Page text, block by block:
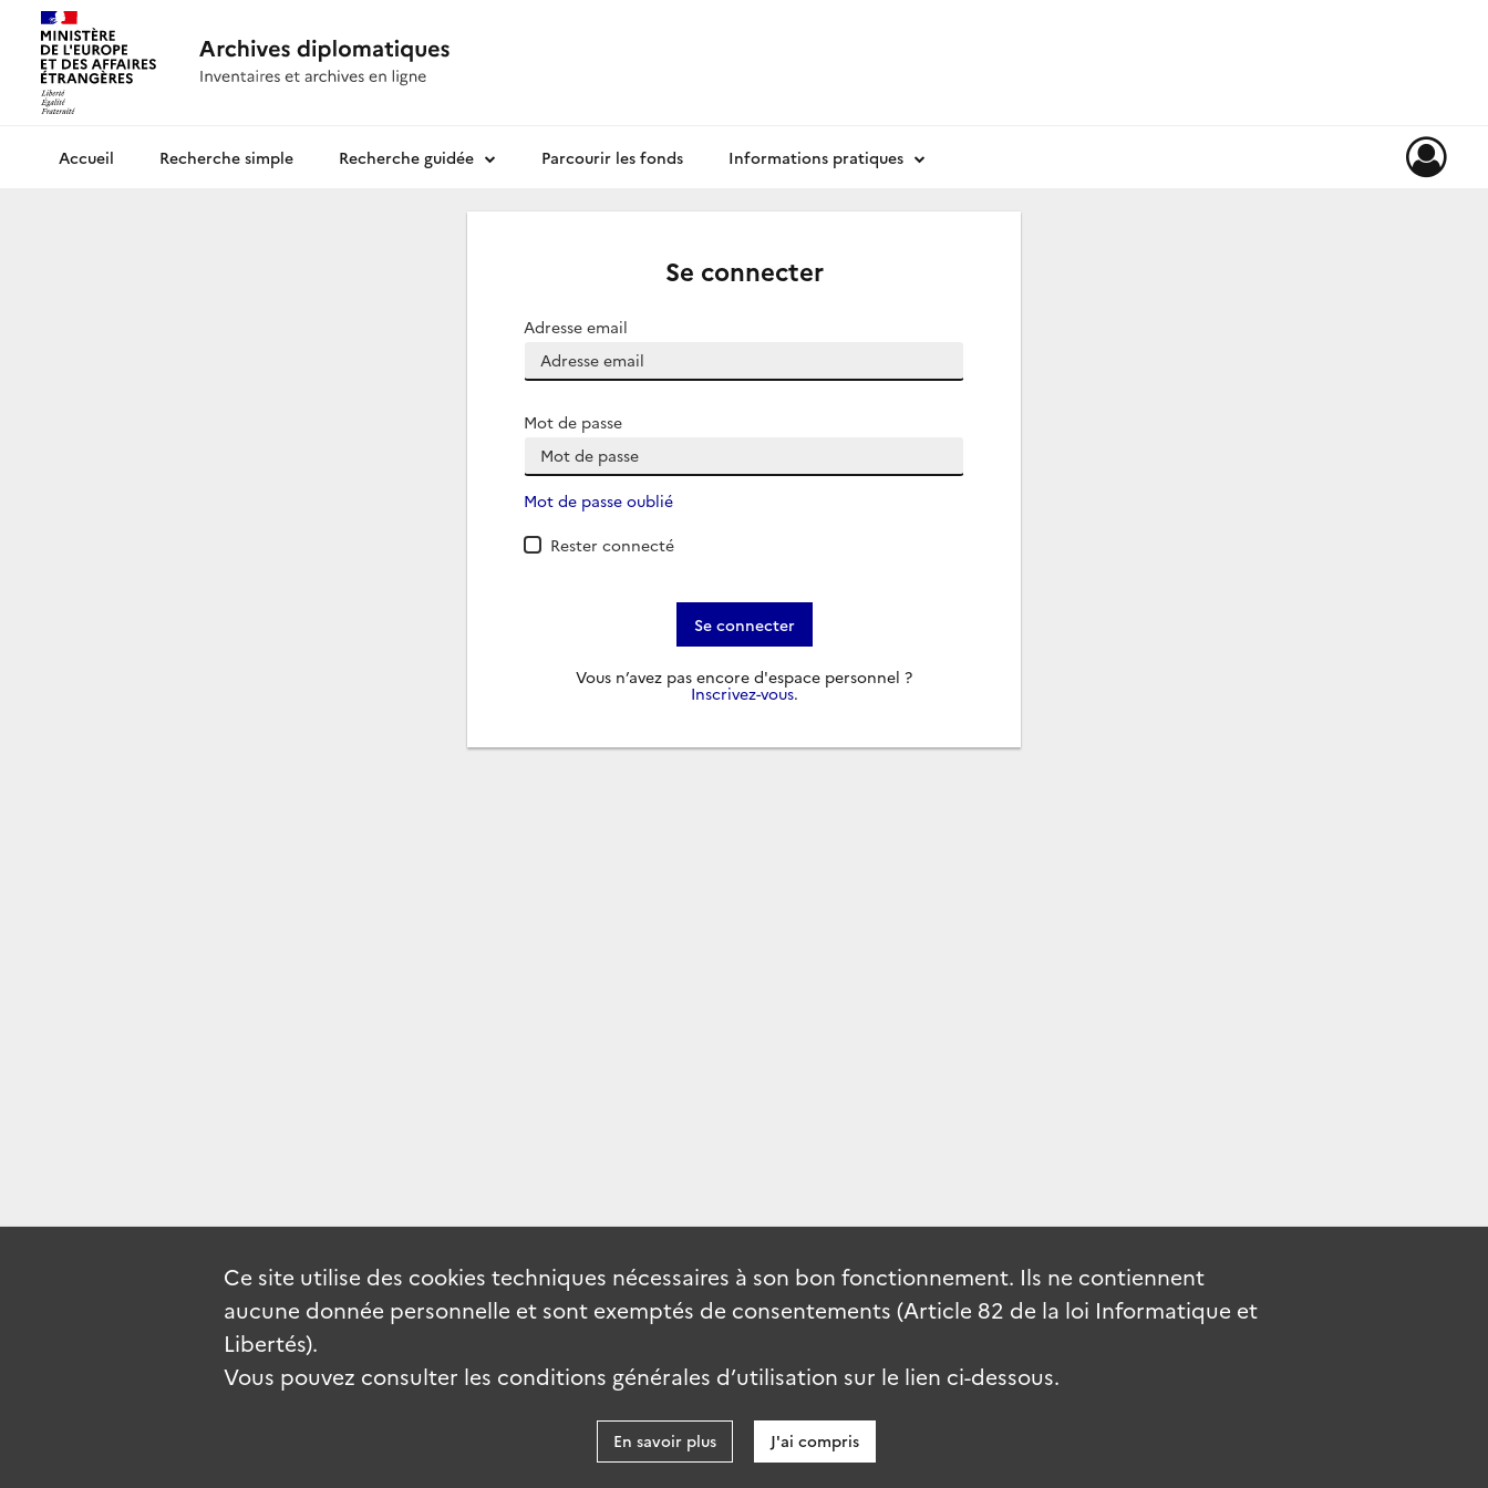
Archives diplomatiquesRecherche simple Recherche guidée Parcourir les fonds Informations pratiques
Se connecter
Adresse email
Mot de passe
Mot de passe oublié
Rester connecté
Se connecter
Vous n’avez pas encore d'espace personnel ?
Inscrivez-vous.
Ce site utilise des cookies techniques nécessaires à son bon fonctionnement. Ils ne contiennent
aucune donnée personnelle et sont exemptés de consentements (Article 82 de la loi Informatique et
Libertés).
Vous pouvez consulter les conditions générales d’utilisation sur le lien ci-dessous.
En savoir plus J'ai compris